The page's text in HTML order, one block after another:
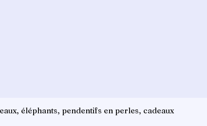
éléphants, pendentifs en perles, cadeaux